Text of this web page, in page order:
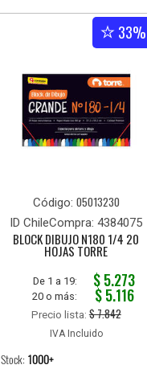
33%
Código: 05013230
ID ChileCompra: 4384075
BLOCK DIBUJO N180 1/4 20
HOJAS TORRE
De 1 a 19: $ 5.273
20 o más: $ 5.116
Precio lista:$ 7.842
IVA Incluido
Stock: 1000+